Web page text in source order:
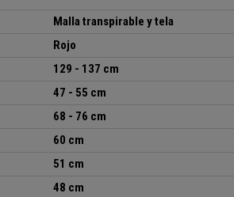
Malla transpirable y tela
Rojo
129 - 137 cm
47 - 55 cm
68 - 76 cm
60 cm
51 cm
48 cm